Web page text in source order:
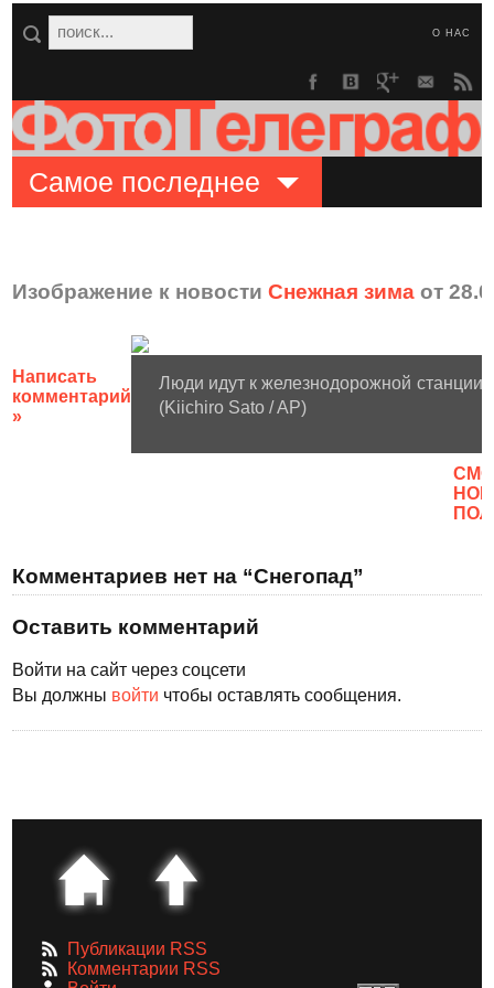
О НАС
Самое последнее
Изображение к новостиСнежная зима от
Написать
комментарий
»
Люди идут к железнодорожной станции
(Kiichiro Sato / AP)
Комментариев нет на “Снегопад”
Оставить комментарий
Войти на сайт через соцсети
Вы должны войти чтобы оставлять сообщения.
Публикации RSS
Комментарии RSS